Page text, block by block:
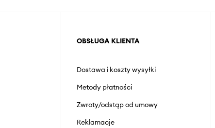
OBSŁUGA KLIENTA
Dostawa i koszty wysyłki
Metody płatności
Zwroty/odstąp od umowy
Reklamacje